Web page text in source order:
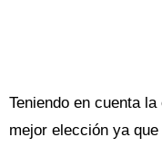
Teniendo en cuenta
mejor elección ya